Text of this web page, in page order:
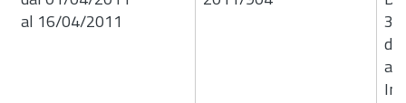
al 16/04/2011